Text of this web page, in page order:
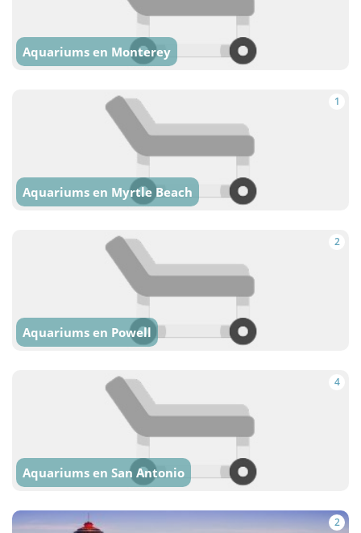
Aquariums en Monterey
1
Aquariums en Myrtle Beach
2
Aquariums en Powell
4
Aquariums en San Antonio
2